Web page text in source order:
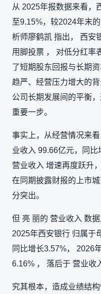
从 2025年报数据来看，
至9.15%，较2024年末
析师廖鹤凯 指出， 西安
用脚投票 ， 对低分红率
了短期股东回报与长期
趋严、经营压力增大的
公司长期发展间的平衡
重要一步。
事实上，从经营情况来
业收入 99.66亿元，同
营业收入 增速再度跃升
在同期披露财报的上市
分突出。
但 亮 丽的 营业收入 数
2025年西安银行 归属于
同比增长3.57%， 2026
6.16% ， 落后于 营业收
究其根本，造成业绩结